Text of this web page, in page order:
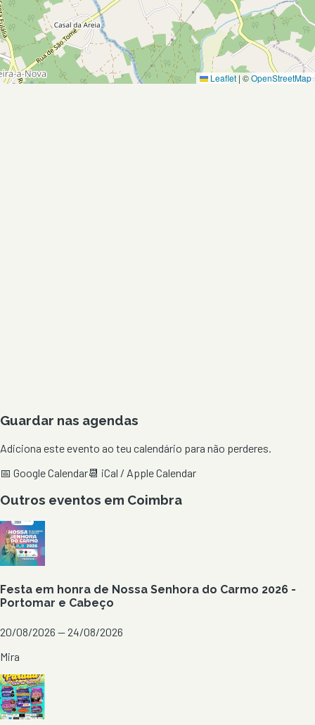
Leaflet | ©OpenStreetMap
Guardar nas agendas
Adiciona este evento ao teu calendário para não perderes.
📅 Google Calendar📆 iCal / Apple Calendar
Outros eventos em Coimbra
Festa em honra de Nossa Senhora do Carmo 2026 -
Portomar e Cabeço
20/08/2026 — 24/08/2026
Mira